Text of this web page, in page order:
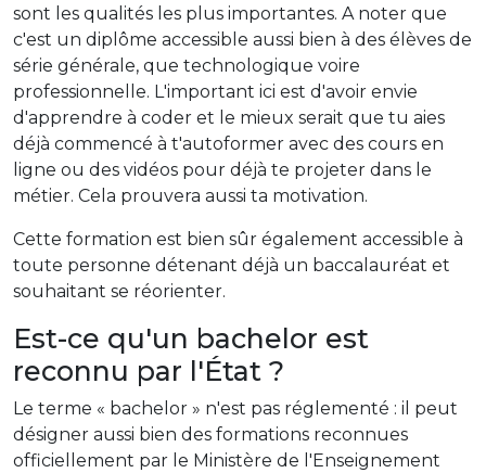
sont les qualités les plus importantes. A noter que
c'est un diplôme accessible aussi bien à des élèves de
série générale, que technologique voire
professionnelle. L'important ici est d'avoir envie
d'apprendre à coder et le mieux serait que tu aies
déjà commencé à t'autoformer avec des cours en
ligne ou des vidéos pour déjà te projeter dans le
métier. Cela prouvera aussi ta motivation.
Cette formation est bien sûr également accessible à
toute personne détenant déjà un baccalauréat et
souhaitant se réorienter.
Est-ce qu'un bachelor est
reconnu par l'État ?
Le terme « bachelor » n'est pas réglementé : il peut
désigner aussi bien des formations reconnues
officiellement par le Ministère de l'Enseignement